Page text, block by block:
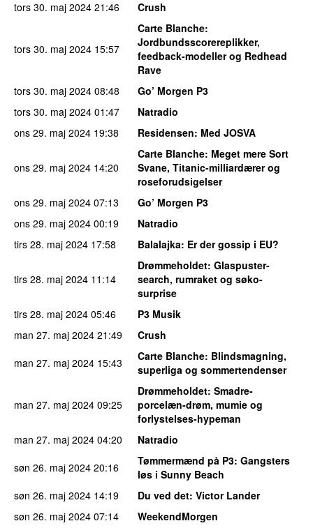
tors 30. maj 2024 21:46 Crush
tors 30. maj 2024 15:57
Carte Blanche:
Jordbundsscorereplikker,
feedback-modeller og Redhead
Rave
tors 30. maj 2024 08:48
Go’ Morgen P3
tors 30. maj 2024 01:47
Natradio
ons 29. maj 2024 19:38 Residensen: Med JOSVA
ons 29. maj 2024 14:20
Carte Blanche: Meget mere Sort
Svane, Titanic-milliardærer og
roseforudsigelser
ons 29. maj 2024 07:13
Go’ Morgen P3
ons 29. maj 2024 00:19
Natradio
tirs 28. maj 2024 17:58 Balalajka: Er der gossip i EU?
tirs 28. maj 2024 11:14
Drømmeholdet: Glaspuster-
search, rumraket og søko-
surprise
tirs 28. maj 2024 05:46
P3 Musik
man 27. maj 2024 21:49
Crush
man 27. maj 2024 15:43 Carte Blanche: Blindsmagning,
superliga og sommertendenser
man 27. maj 2024 09:25
Drømmeholdet: Smadre-
porcelæn-drøm, mumie og
forlystelses-hypeman
man 27. maj 2024 04:20
Natradio
søn 26. maj 2024 20:16 Tømmermænd på P3: Gangsters
løs i Sunny Beach
søn 26. maj 2024 14:19 Du ved det: Victor Lander
søn 26. maj 2024 07:14
WeekendMorgen